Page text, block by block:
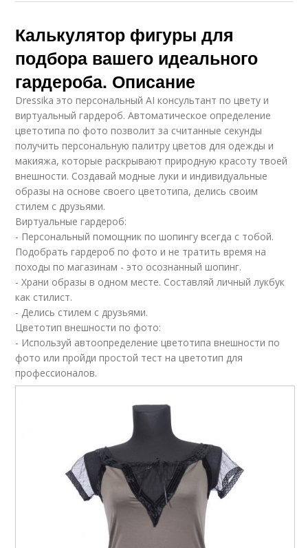
Калькулятор фигуры для
подбора вашего идеального
гардероба. Описание
Dressika это персональный AI консультант по цвету и
виртуальный гардероб. Автоматическое определение
цветотипа по фото позволит за считанные секунды
получить персональную палитру цветов для одежды и
макияжа, которые раскрывают природную красоту твоей
внешности. Создавай модные луки и индивидуальные
образы на основе своего цветотипа, делись своим
стилем с друзьями.
Виртуальные гардероб:
- Персональный помощник по шопингу всегда с тобой.
Подобрать гардероб по фото и не тратить время на
походы по магазинам - это осознанный шопинг.
- Храни образы в одном месте. Составляй личный лукбук
как стилист.
- Делись стилем с друзьями.
Цветотип внешности по фото:
- Используй автоопределение цветотипа внешности по
фото или пройди простой тест на цветотип для
профессионалов.